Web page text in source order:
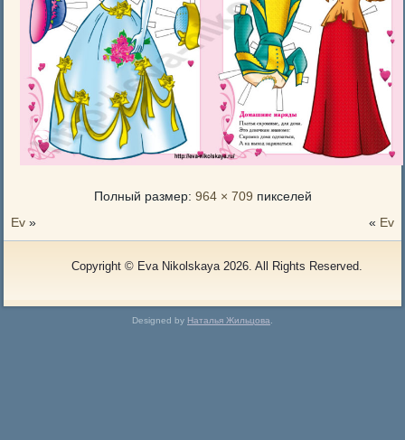
Полный размер: 964 × 709 пикселей
Ev » « Ev
Copyright © Eva Nikolskaya 2026. All Rights Reserved.
Designed by Наталья Жильцова